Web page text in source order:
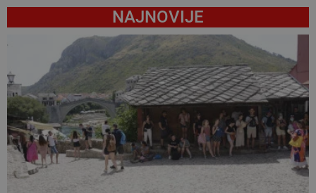
NAJNOVIJE